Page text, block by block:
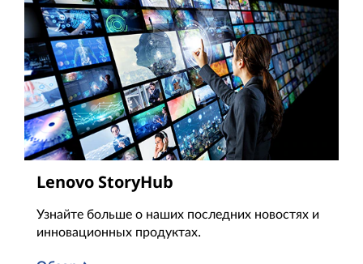
Lenovo StoryHub
Узнайте больше о наших последних новостях и
инновационных продуктах.